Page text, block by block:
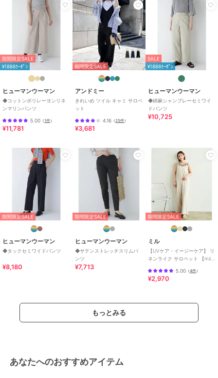
期間限定SALE
¥1888ｸｰﾎﾟﾝ
ヒューマンウーマン
◆コットンポリレーヨンリネ
ンマリンパンツ
5.00 （1件）
¥11,781
期間限定SALE
アンドミー
きれいめ ツイル キャミ サロペ
ット
4.16 （25件）
¥3,681
SALE
¥1888ｸｰﾎﾟﾝ
ヒューマンウーマン
◆綿麻シャンブレーセミワイ
ドパンツ
¥10,725
期間限定SALE
ヒューマンウーマン
◆タックセミワイドパンツ
¥8,180
期間限定SALE
ヒューマンウーマン
◆サテンストレッチスリムパ
ンツ
¥7,713
期間限定SALE
ミル
【UVケア・イージーケア】 リ
ネンライク サロペット 【mil/
5.00（4件）
¥2,970
もっとみる
あなたへのおすすめアイテム